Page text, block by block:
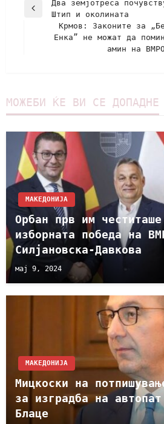
Два земјотреса
Штип и околината
Крмов: Законите за
Енка” не можат да
амин на
МОЖЕБИ ЌЕ ВИ СЕ ДОПАДНЕ
МАКЕДОНИЈА
Орбан прв им
изборната победа на
Силјановска-Давкова
мај 9, 2024
МАКЕДОНИЈА
Мицкоски на
за изградба на
Блаце